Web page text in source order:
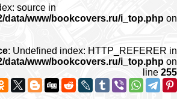
source in
data/www/bookcovers.ru/i_top.php on
: Undefined index: HTTP_REFERER in
data/www/bookcovers.ru/i_top.php on
line 255